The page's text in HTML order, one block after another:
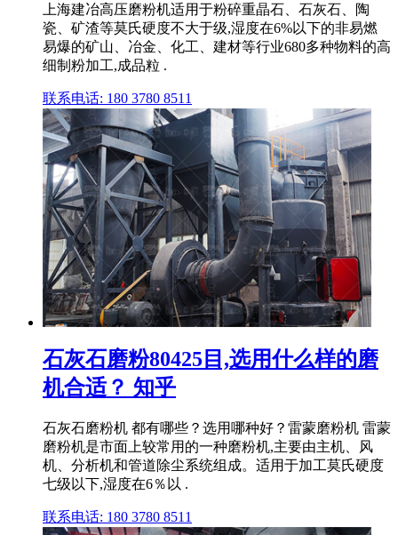
上海建冶高压磨粉机适用于粉碎重晶石、石灰石、陶
瓷、矿渣等莫氏硬度不大于级,湿度在6%以下的非易燃
易爆的矿山、冶金、化工、建材等行业680多种物料的高
细制粉加工,成品粒 .
联系电话: 180 3780 8511
石灰石磨粉80425目,选用什么样的磨
机合适？ 知乎
石灰石磨粉机 都有哪些？选用哪种好？雷蒙磨粉机 雷蒙
磨粉机是市面上较常用的一种磨粉机,主要由主机、风
机、分析机和管道除尘系统组成。适用于加工莫氏硬度
七级以下,湿度在6％以 .
联系电话: 180 3780 8511